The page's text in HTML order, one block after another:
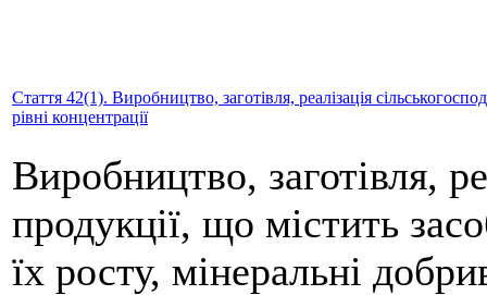
Стаття 42(1). Виробництво, заготівля, реалізація
рівні концентрації
Виробництво, заготівля,
продукції, що містить
їх росту, мінеральні